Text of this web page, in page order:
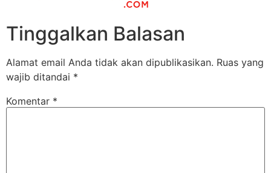
Tinggalkan Balasan
Alamat email Anda tidak akan dipublikasikan. Ruas yang
wajib ditandai *
Komentar *